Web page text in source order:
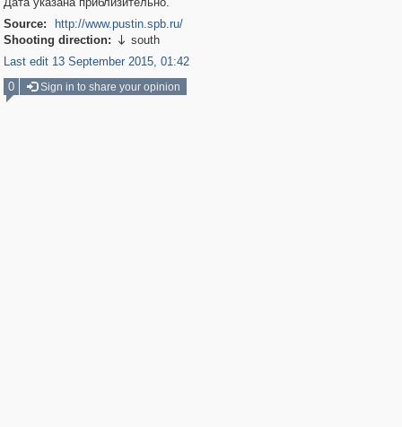
Source:
http://www.pustin.spb.ru/
Shooting direction:  south
Last edit 13 September 2015, 01:42
0
Sign in to share your opinion